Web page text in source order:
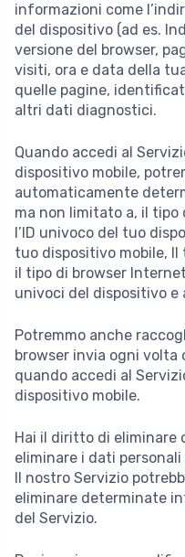
informazioni come
del dispositivo (ad es.
versione del browser,
visiti, ora e data della
quelle pagine,
altri dati diagnostici.
Quando accedi al
dispositivo mobile,
automaticamente
ma non limitato a, il tipo
l’ID univoco del tuo
tuo dispositivo mobile,
il tipo di browser
univoci del dispositivo
Potremmo anche
browser invia ogni volta
quando accedi al
dispositivo mobile.
Hai il diritto di eliminare
eliminare i dati
Il nostro Servizio
eliminare determinate
del Servizio.